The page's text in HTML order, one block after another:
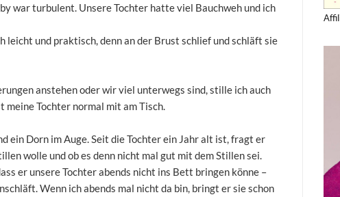
war turbulent. Unsere Tochter hatte viel Bauchweh und ich
leicht und praktisch, denn an der Brust schlief und schläft sie
anstehen oder wir viel unterwegs sind, stille ich auch
meine Tochter normal mit am Tisch.
ein Dorn im Auge. Seit die Tochter ein Jahr alt ist, fragt er
wolle und ob es denn nicht mal gut mit dem Stillen sei.
er unsere Tochter abends nicht ins Bett bringen könne –
Wenn ich abends mal nicht da bin, bringt er sie schon